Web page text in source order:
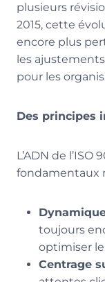
plusieurs
2015, cette
encore plus
les
pour les
Des principes
L’ADN de
fondamentaux
toujours
optimiser
Centrage